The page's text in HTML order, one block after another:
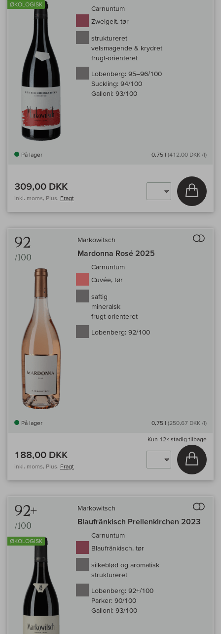
ØKOLOGISK
Carnuntum
Zweigelt, tør
struktureret
velsmagende & krydret
frugt-orienteret
Lobenberg: 95–96/100
Suckling: 94/100
Galloni: 93/100
På lager 0,75 l (412,00 DKK /l)
309,00 DKK
inkl. moms, Plus. Fragt
Læg i
92
/100
Markowitsch
Mardonna Rosé 2025
Carnuntum
Cuvée, tør
saftig
mineralsk
frugt-orienteret
Lobenberg: 92/100
På lager 0,75 l (250,67 DKK /l)
Kun 12× stadig tilbage
188,00 DKK
inkl. moms, Plus. Fragt
Læg i
92+
/100
ØKOLOGISK
Markowitsch
Blaufränkisch Prellenkirchen 2023
Carnuntum
Blaufränkisch, tør
silkeblød og aromatisk
struktureret
Lobenberg: 92+/100
Parker: 90/100
Galloni: 93/100